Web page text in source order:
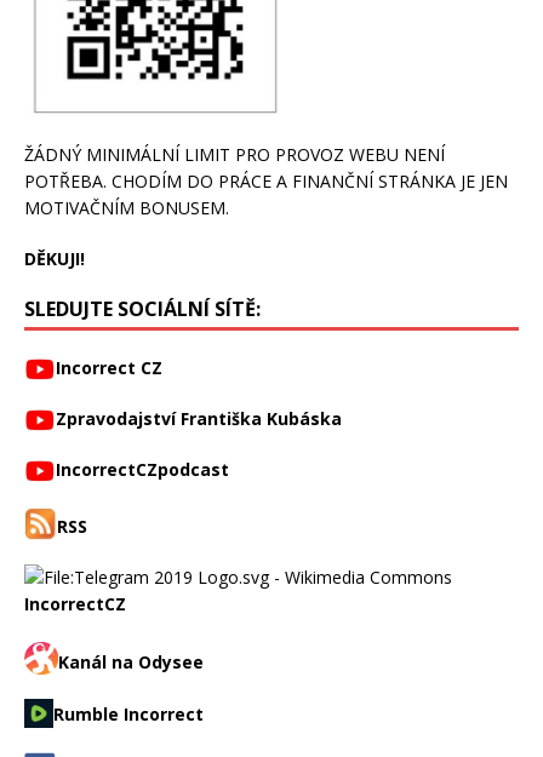
ŽÁDNÝ MINIMÁLNÍ LIMIT PRO PROVOZ WEBU NENÍ
POTŘEBA. CHODÍM DO PRÁCE A FINANČNÍ STRÁNKA JE JEN
MOTIVAČNÍM BONUSEM.
DĚKUJI!
SLEDUJTE SOCIÁLNÍ SÍTĚ:
Incorrect CZ
Zpravodajství Františka Kubáska
IncorrectCZpodcast
RSS
IncorrectCZ
Kanál na Odysee
Rumble Incorrect